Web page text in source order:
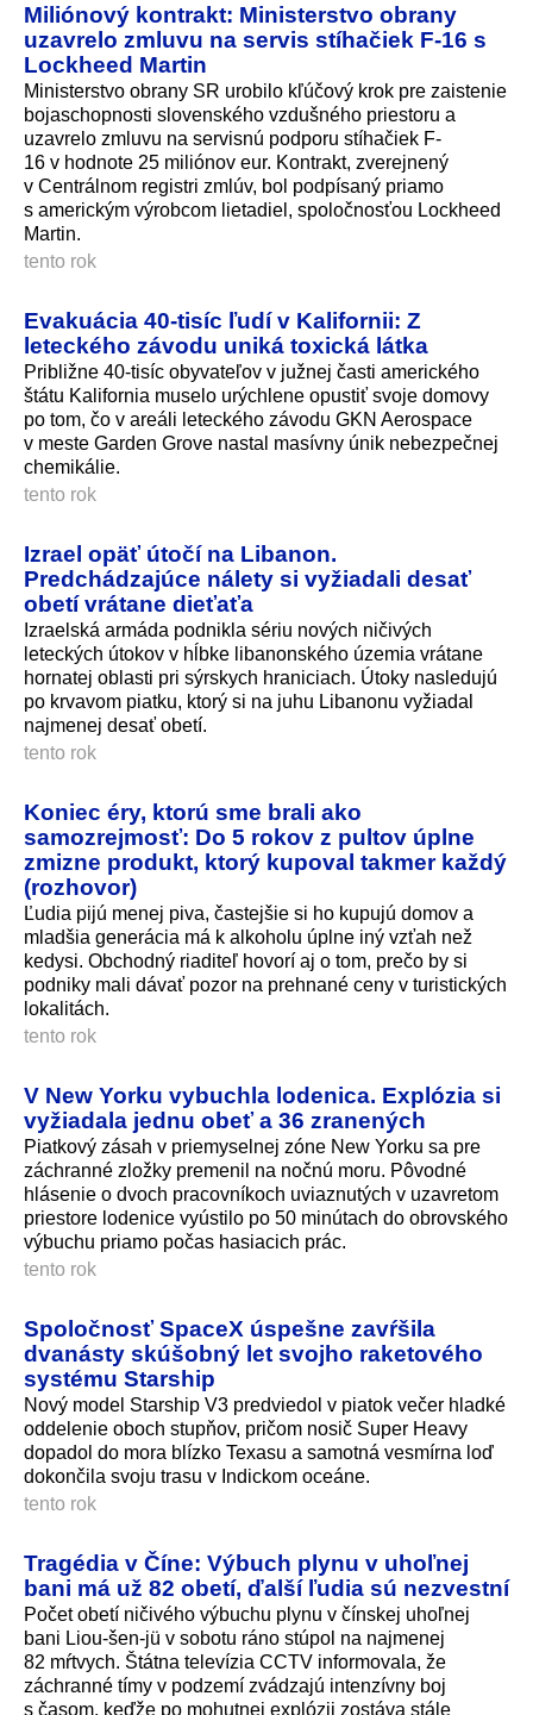
Miliónový kontrakt: Ministerstvo obrany
uzavrelo zmluvu na servis stíhačiek F-16 s
Lockheed Martin
Ministerstvo obrany SR urobilo kľúčový krok pre zaistenie
bojaschopnosti slovenského vzdušného priestoru a
uzavrelo zmluvu na servisnú podporu stíhačiek F-
16 v hodnote 25 miliónov eur. Kontrakt, zverejnený
v Centrálnom registri zmlúv, bol podpísaný priamo
s americkým výrobcom lietadiel, spoločnosťou Lockheed
Martin.
tento rok
Evakuácia 40-tisíc ľudí v Kalifornii: Z
leteckého závodu uniká toxická látka
Približne 40-tisíc obyvateľov v južnej časti amerického
štátu Kalifornia muselo urýchlene opustiť svoje domovy
po tom, čo v areáli leteckého závodu GKN Aerospace
v meste Garden Grove nastal masívny únik nebezpečnej
chemikálie.
tento rok
Izrael opäť útočí na Libanon.
Predchádzajúce nálety si vyžiadali desať
obetí vrátane dieťaťa
Izraelská armáda podnikla sériu nových ničivých
leteckých útokov v hĺbke libanonského územia vrátane
hornatej oblasti pri sýrskych hraniciach. Útoky nasledujú
po krvavom piatku, ktorý si na juhu Libanonu vyžiadal
najmenej desať obetí.
tento rok
Koniec éry, ktorú sme brali ako
samozrejmosť: Do 5 rokov z pultov úplne
zmizne produkt, ktorý kupoval takmer každý
(rozhovor)
Ľudia pijú menej piva, častejšie si ho kupujú domov a
mladšia generácia má k alkoholu úplne iný vzťah než
kedysi. Obchodný riaditeľ hovorí aj o tom, prečo by si
podniky mali dávať pozor na prehnané ceny v turistických
lokalitách.
tento rok
V New Yorku vybuchla lodenica. Explózia si
vyžiadala jednu obeť a 36 zranených
Piatkový zásah v priemyselnej zóne New Yorku sa pre
záchranné zložky premenil na nočnú moru. Pôvodné
hlásenie o dvoch pracovníkoch uviaznutých v uzavretom
priestore lodenice vyústilo po 50 minútach do obrovského
výbuchu priamo počas hasiacich prác.
tento rok
Spoločnosť SpaceX úspešne zavŕšila
dvanásty skúšobný let svojho raketového
systému Starship
Nový model Starship V3 predviedol v piatok večer hladké
oddelenie oboch stupňov, pričom nosič Super Heavy
dopadol do mora blízko Texasu a samotná vesmírna loď
dokončila svoju trasu v Indickom oceáne.
tento rok
Tragédia v Číne: Výbuch plynu v uhoľnej
bani má už 82 obetí, ďalší ľudia sú nezvestní
Počet obetí ničivého výbuchu plynu v čínskej uhoľnej
bani Liou-šen-jü v sobotu ráno stúpol na najmenej
82 mŕtvych. Štátna televízia CCTV informovala, že
záchranné tímy v podzemí zvádzajú intenzívny boj
s časom, keďže po mohutnej explózii zostáva stále